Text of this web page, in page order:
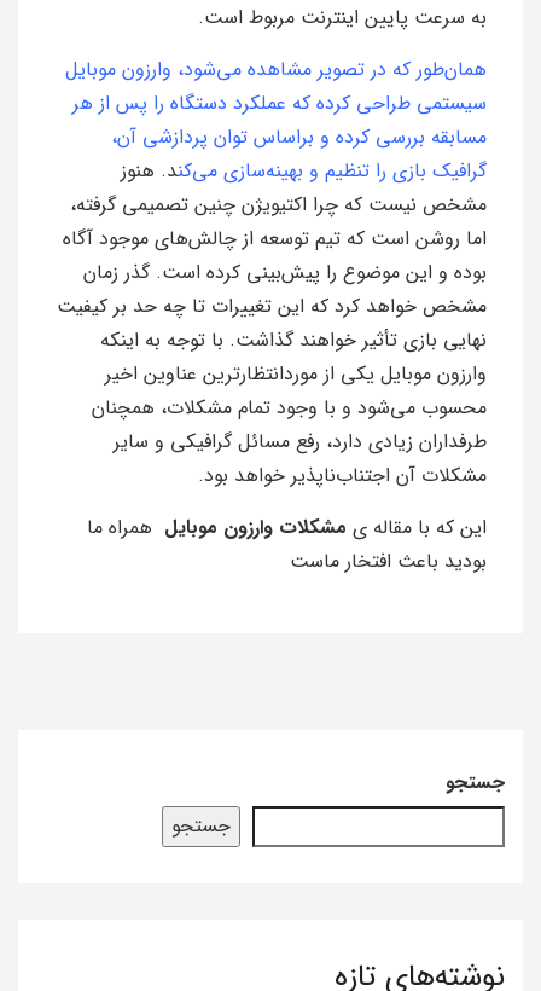
به سرعت پایین اینترنت مربوط است.
همان‌طور که در تصویر مشاهده می‌شود، وارزون موبایل
سیستمی طراحی کرده که عملکرد دستگاه را پس از هر
مسابقه بررسی کرده و براساس توان پردازشی آن،
گرافیک بازی را تنظیم و بهینه‌سازی می‌کند. هنوز
مشخص نیست که چرا اکتیویژن چنین تصمیمی گرفته،
اما روشن است که تیم توسعه از چالش‌های موجود آگاه
بوده و این موضوع را پیش‌بینی کرده است. گذر زمان
مشخص خواهد کرد که این تغییرات تا چه حد بر کیفیت
نهایی بازی تأثیر خواهند گذاشت. با توجه به اینکه
وارزون موبایل یکی از موردانتظارترین عناوین اخیر
محسوب می‌شود و با وجود تمام مشکلات، همچنان
طرفداران زیادی دارد، رفع مسائل گرافیکی و سایر
مشکلات آن اجتناب‌ناپذیر خواهد بود.
این که با مقاله ی مشکلات وارزون موبایل همراه ما
بودید باعث افتخار ماست
جستجو
جستجو
نوشته‌های تازه